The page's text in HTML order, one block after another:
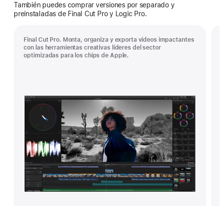
También puedes comprar versiones por separado y
preinstaladas de Final Cut Pro y Logic Pro.
Final Cut Pro. Monta, organiza y exporta vídeos impactantes
con las herramientas creativas líderes del sector
optimizadas para los chips de Apple.